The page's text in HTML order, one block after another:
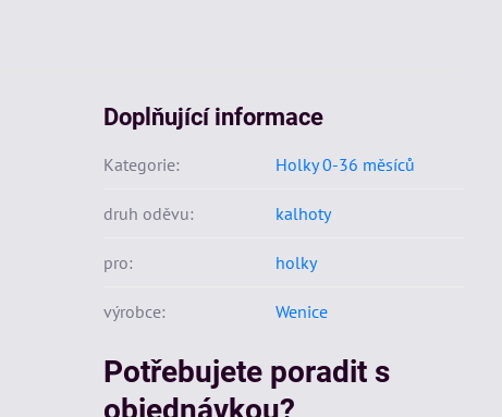
Doplňující informace
Kategorie: Holky 0-36 měsíců
druh oděvu: kalhoty
pro: holky
výrobce: Wenice
Potřebujete poradit s